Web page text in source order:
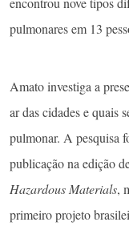
pulmonares em 13
Amato investiga a
ar das cidades e quais
pulmonar. A pesquisa
publicação na edição
Hazardous Materials,
primeiro projeto